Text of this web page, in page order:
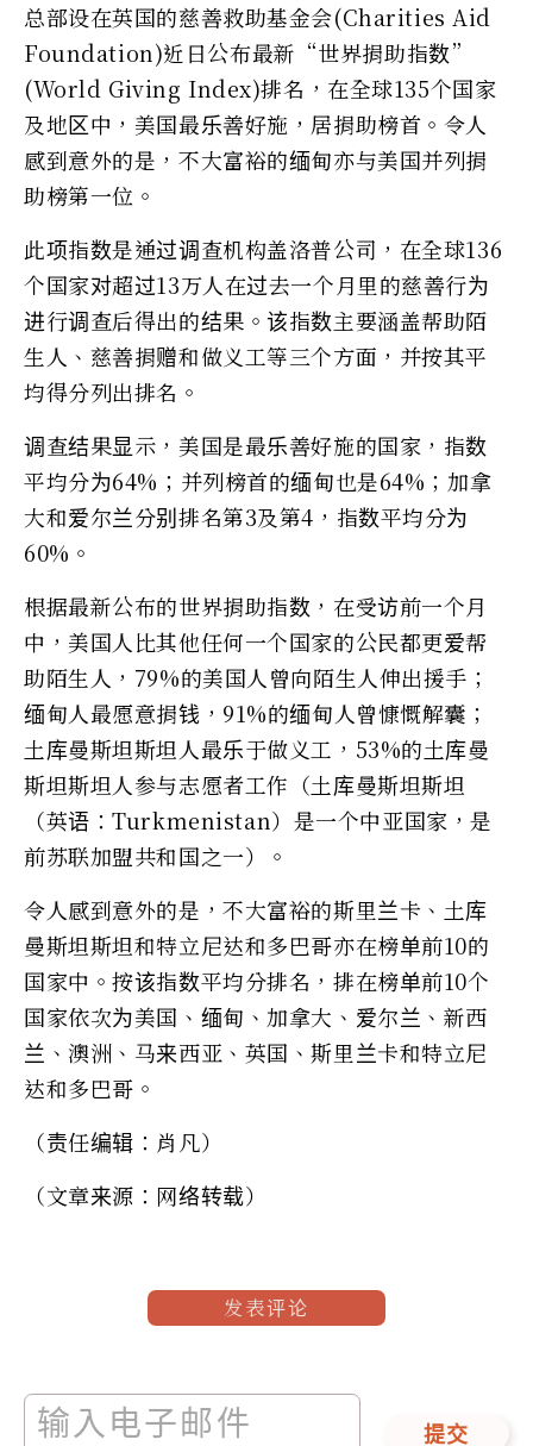
总部设在英国的慈善救助基金会(Charities Aid
Foundation)近日公布最新“世界捐助指数”
(World Giving Index)排名，在全球135个国家
及地区中，美国最乐善好施，居捐助榜首。令人
感到意外的是，不大富裕的缅甸亦与美国并列捐
助榜第一位。
此项指数是通过调查机构盖洛普公司，在全球136
个国家对超过13万人在过去一个月里的慈善行为
进行调查后得出的结果。该指数主要涵盖帮助陌
生人、慈善捐赠和做义工等三个方面，并按其平
均得分列出排名。
调查结果显示，美国是最乐善好施的国家，指数
平均分为64%；并列榜首的缅甸也是64%；加拿
大和爱尔兰分别排名第3及第4，指数平均分为
60%。
根据最新公布的世界捐助指数，在受访前一个月
中，美国人比其他任何一个国家的公民都更爱帮
助陌生人，79%的美国人曾向陌生人伸出援手；
缅甸人最愿意捐钱，91%的缅甸人曾慷慨解囊；
土库曼斯坦斯坦人最乐于做义工，53%的土库曼
斯坦斯坦人参与志愿者工作（土库曼斯坦斯坦
（英语：Turkmenistan）是一个中亚国家，是
前苏联加盟共和国之一）。
令人感到意外的是，不大富裕的斯里兰卡、土库
曼斯坦斯坦和特立尼达和多巴哥亦在榜单前10的
国家中。按该指数平均分排名，排在榜单前10个
国家依次为美国、缅甸、加拿大、爱尔兰、新西
兰、澳洲、马来西亚、英国、斯里兰卡和特立尼
达和多巴哥。
（责任编辑：肖凡）
（文章来源：网络转载）
发表评论
提交